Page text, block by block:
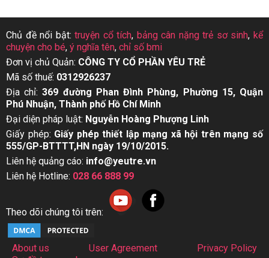
Chủ đề nổi bật:truyện cổ tích, bảng cân nặng trẻ sơ sinh,kể
chuyện cho bé, ý nghĩa tên, chỉ số bmi
Đơn vị chủ Quản: CÔNG TY CỔ PHẦN YÊU TRẺ
Mã số thuế: 0312926237
Địa chỉ:369 đường Phan Đình Phùng, Phường 15, Quận
Phú Nhuận, Thành phố Hồ Chí Minh
Đại diện pháp luật: Nguyễn Hoàng Phượng Linh
Giấy phép: Giấy phép thiết lập mạng xã hội trên mạng số
555/GP-BTTTT,HN ngày 19/10/2015.
Liên hệ quảng cáo: info@yeutre.vn
Liên hệ Hotline: 028 66 888 99
Theo dõi chúng tôi trên:
About us User Agreement
Privacy Policy